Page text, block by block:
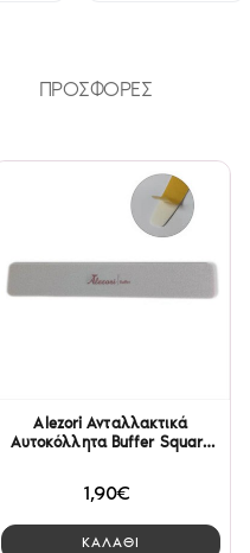
ΠΡΟΣΦΟΡΕΣ
Alezori Ανταλλακτικά
Αυτοκόλλητα Buffer Square
1,90€
ΚΑΛΑΘΙ